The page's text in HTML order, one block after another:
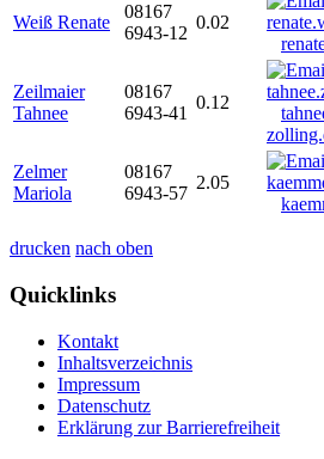
Weiß Renate
08167
6943-12
0.02
Zeilmaier
Tahnee
08167
6943-41
0.12
Zelmer
Mariola
08167
6943-57
2.05
drucken nach oben
Quicklinks
Kontakt
Inhaltsverzeichnis
Impressum
Datenschutz
Erklärung zur Barrierefreiheit